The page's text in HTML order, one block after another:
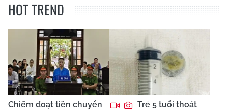
HOT TREND
Chiếm đoạt tiền chuyển
Trẻ 5 tuổi thoát